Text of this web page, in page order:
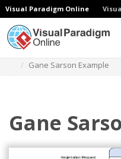
Visual Paradigm Online
Gane Sarson Example
Gane